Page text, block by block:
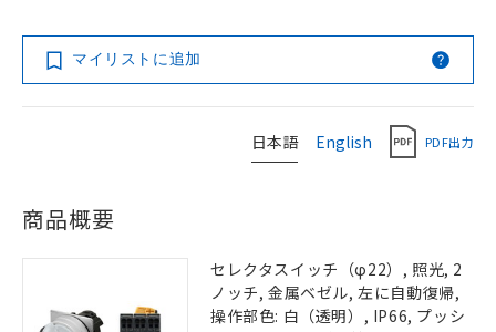
マイリストに追加
日本語 English PDF出力
商品概要
セレクタスイッチ（φ22）, 照光, 2
ノッチ, 金属ベゼル, 左に自動復帰,
操作部色: 白（透明）, IP66, プッシ